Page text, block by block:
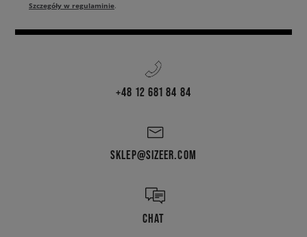
Szczegóły w regulaminie.
+48 12 681 84 84
SKLEP@SIZEER.COM
CHAT